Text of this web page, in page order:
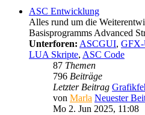
ASC Entwicklung
Alles rund um die
Basisprogramms Advanced
Unterforen: ASCGUI, GFX-
LUA Skripte, ASC Code
87 Themen
796 Beiträge
Letzter Beitrag
von Marla Neuester
Mo 2. Jun 2025, 11:08